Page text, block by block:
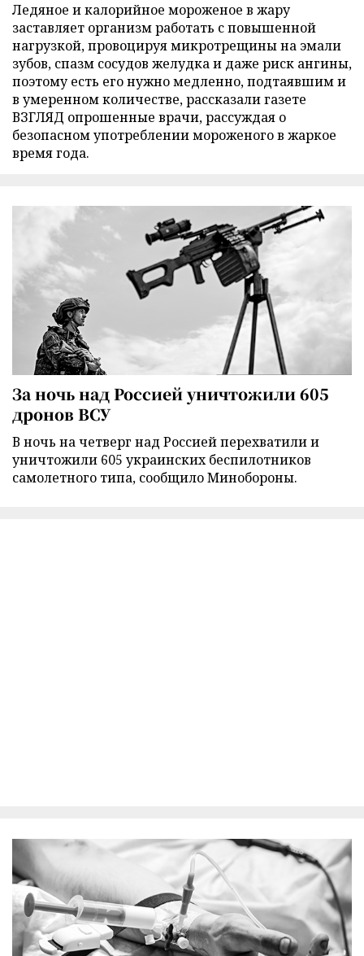
Ледяное и калорийное мороженое в жару
заставляет организм работать с повышенной
нагрузкой, провоцируя микротрещины на эмали
зубов, спазм сосудов желудка и даже риск ангины,
поэтому есть его нужно медленно, подтаявшим и
в умеренном количестве, рассказали газете
ВЗГЛЯД опрошенные врачи, рассуждая о
безопасном употреблении мороженого в жаркое
время года.
За ночь над Россией уничтожили 605
дронов ВСУ
В ночь на четверг над Россией перехватили и
уничтожили 605 украинских беспилотников
самолетного типа, сообщило Минобороны.